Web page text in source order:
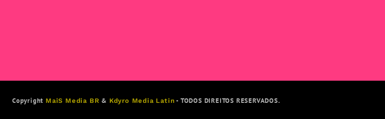
Copyright MaiS Media BR & Kdyro Media Latin - TODOS DIREITOS RESERVADOS.